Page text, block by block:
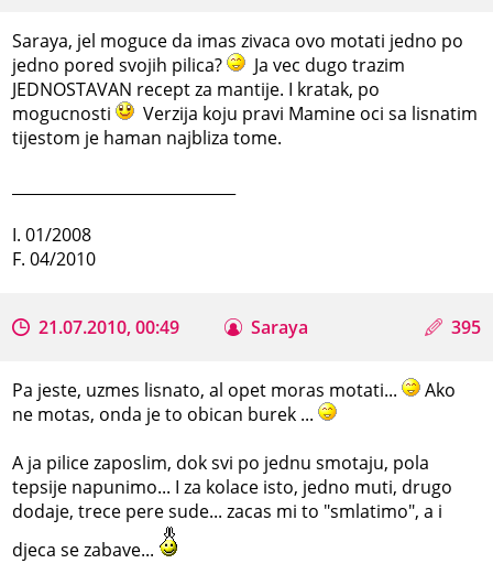
Saraya, jel moguce da imas zivaca ovo motati jedno po
jedno pored svojih pilica?
Ja vec dugo trazim
JEDNOSTAVAN recept za mantije. I kratak, po
mogucnosti
Verzija koju pravi Mamine oci sa lisnatim
tijestom je haman najbliza tome.
I. 01/2008
F. 04/2010
21.07.2010, 00:49 Saraya 395
Pa jeste, uzmes lisnato, al opet moras motati...
Ako
ne motas, onda je to obican burek ...
A ja pilice zaposlim, dok svi po jednu smotaju, pola
tepsije napunimo... I za kolace isto, jedno muti, drugo
dodaje, trece pere sude... zacas mi to "smlatimo", a i
djeca se zabave...